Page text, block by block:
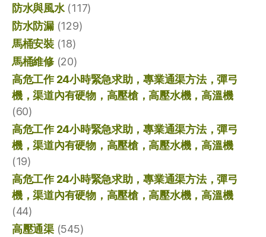
防水與風水(117)
防水防漏(129)
馬桶安裝(18)
馬桶維修(20)
高危工作 24小時緊急求助，專業通渠方法，彈弓
機，渠道內有硬物，高壓槍，高壓水機，高溫機
(60)
高危工作 24小時緊急求助，專業通渠方法，彈弓
機，渠道內有硬物，高壓槍，高壓水機，高溫機
(19)
高危工作 24小時緊急求助，專業通渠方法，彈弓
機，渠道內有硬物，高壓槍，高壓水機，高溫機
(44)
高壓通渠(545)